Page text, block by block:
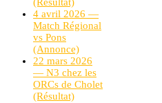
(Résultat)
4 avril 2026 —
Match Régional
vs Pons
(Annonce)
22 mars 2026
— N3 chez les
ORCs de Cholet
(Résultat)